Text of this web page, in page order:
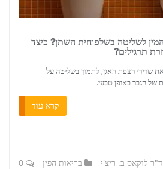
לשליטה בשלפוחית ​​השתן? כיצד
תרגילים?
את שרירי רצפת האגן, לתמוך בשליטה על
של הגבר באופן טבעי.
קרא עוד
ד"ר לוקאס ב. ריצ'י בריאות הפין